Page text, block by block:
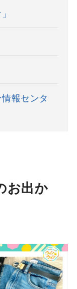
報センタ
お出か